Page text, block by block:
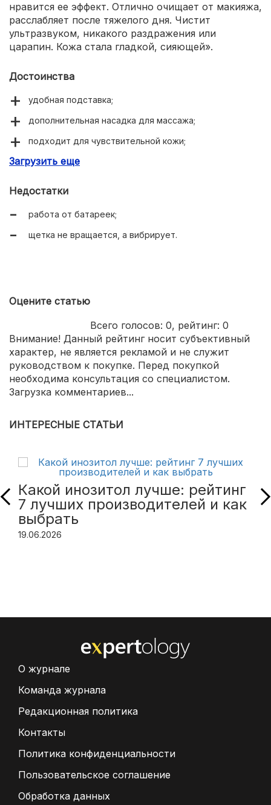
нравится ее эффект. Отлично очищает от макияжа,
расслабляет после тяжелого дня. Чистит
ультразвуком, никакого раздражения или
царапин. Кожа стала гладкой, сияющей».
Достоинства
удобная подставка;
дополнительная насадка для массажа;
подходит для чувствительной кожи;
2 скорости;
Загрузить еще
Недостатки
работа от батареек;
щетка не вращается, а вибрирует.
Оцените статью
Всего голосов: 0, рейтинг: 0
Внимание! Данный рейтинг носит субъективный
характер, не является рекламой и не служит
руководством к покупке. Перед покупкой
необходима консультация со специалистом.
Загрузка комментариев...
ИНТЕРЕСНЫЕ СТАТЬИ
Какой инозитол лучше: рейтинг
7 лучших производителей и как
выбрать
19.06.2026
О журнале
Команда журнала
Редакционная политика
Контакты
Политика конфиденциальности
Пользовательское соглашение
Обработка данных